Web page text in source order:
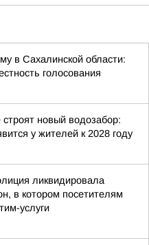
в Сахалинской области:
голосования
новый водозабор:
у жителей к 2028 году
ликвидировала
в котором посетителям
услуги